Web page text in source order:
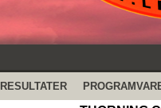
RESULTATER